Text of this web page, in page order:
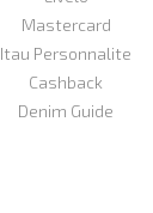
Mastercard
Itau Personnalite
Cashback
Denim Guide